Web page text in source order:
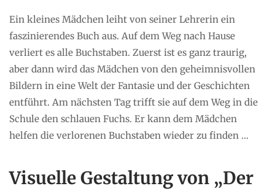
Ein kleines Mädchen leiht von seiner Lehrerin ein
faszinierendes Buch aus. Auf dem Weg nach Hause
verliert es alle Buchstaben. Zuerst ist es ganz traurig,
aber dann wird das Mädchen von den geheimnisvollen
Bildern in eine Welt der Fantasie und der Geschichten
entführt. Am nächsten Tag trifft sie auf dem Weg in die
Schule den schlauen Fuchs. Er kann dem Mädchen
helfen die verlorenen Buchstaben wieder zu finden …
Visuelle Gestaltung von „Der